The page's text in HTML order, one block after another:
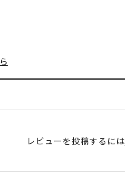
レビューを投稿するには